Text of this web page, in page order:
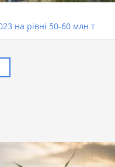
на рівні 50-60 млн т